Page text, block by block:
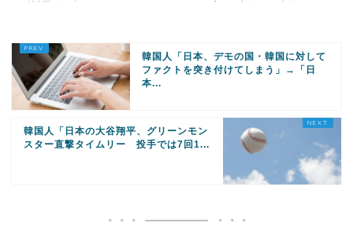
韓国人「日本、デモの国・韓国に対して
ファクトを突き付けてしまう」→「日
本...
韓国人「日本の大谷翔平、グリーンモン
スター直撃タイムリー 投手では7回1...